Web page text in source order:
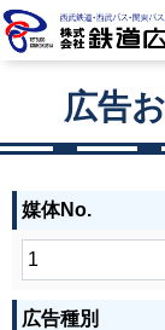
広告
媒体No.
広告種別